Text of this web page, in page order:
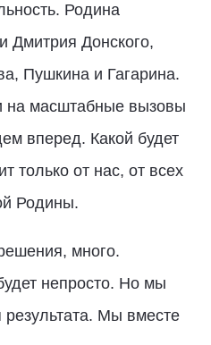
Родина
Дмитрия Донского,
Пушкина и Гагарина.
на масштабные вызовы
вперед. Какой будет
только от нас, от всех
Родины.
много.
непросто. Но мы
результата. Мы вместе